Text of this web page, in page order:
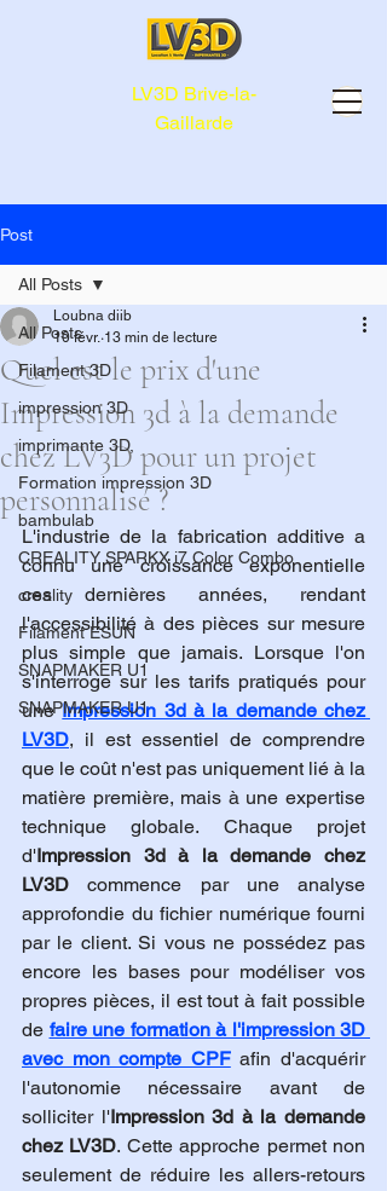
LV3D Brive-la-
Gaillarde
Post
All Posts
Filament 3D
impression 3D
imprimante 3D,
Formation impression 3D
bambulab
CREALITY SPARKX i7 Color Combo
creality
Filament ESUN
SNAPMAKER U1
SNAPMAKER U1
All Posts
Quel est le prix d'une
Impression 3d à la demande
chez LV3D pour un projet
personnalisé ?
Loubna diib
10 févr. 13 min de lecture
L'industrie de la fabrication additive a
connu une croissance exponentielle
ces dernières années, rendant
l'accessibilité à des pièces sur mesure
plus simple que jamais. Lorsque l'on
s'interroge sur les tarifs pratiqués pour
une Impression 3d à la demande chez
LV3D, il est essentiel de comprendre
que le coût n'est pas uniquement lié à la
matière première, mais à une expertise
technique globale. Chaque projet
d'Impression 3d à la demande chez
LV3D commence par une analyse
approfondie du fichier numérique fourni
par le client. Si vous ne possédez pas
encore les bases pour modéliser vos
propres pièces, il est tout à fait possible
de faire une formation à l'impression 3D
avec mon compte CPF afin d'acquérir
l'autonomie nécessaire avant de
solliciter l'Impression 3d à la demande
chez LV3D. Cette approche permet non
seulement de réduire les allers-retours